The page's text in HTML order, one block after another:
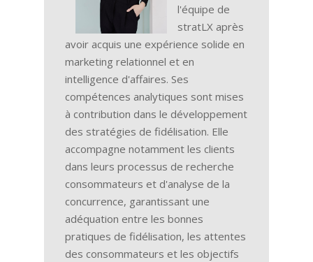
l'équipe de
stratLX après
avoir acquis une expérience solide en
marketing relationnel et en
intelligence d'affaires. Ses
compétences analytiques sont mises
à contribution dans le développement
des stratégies de fidélisation. Elle
accompagne notamment les clients
dans leurs processus de recherche
consommateurs et d'analyse de la
concurrence, garantissant une
adéquation entre les bonnes
pratiques de fidélisation, les attentes
des consommateurs et les objectifs